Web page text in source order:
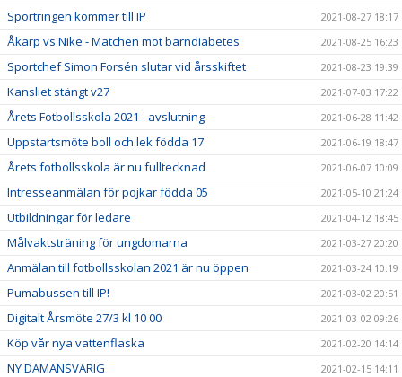
Sportringen kommer till IP 2021-08-27 18:17
Åkarp vs Nike - Matchen mot barndiabetes 2021-08-25 16:23
Sportchef Simon Forsén slutar vid årsskiftet 2021-08-23 19:39
Kansliet stängt v27 2021-07-03 17:22
Årets Fotbollsskola 2021 - avslutning 2021-06-28 11:42
Uppstartsmöte boll och lek födda 17 2021-06-19 18:47
Årets fotbollsskola är nu fulltecknad 2021-06-07 10:09
Intresseanmälan för pojkar födda 05 2021-05-10 21:24
Utbildningar för ledare 2021-04-12 18:45
Målvaktsträning för ungdomarna 2021-03-27 20:20
Anmälan till fotbollsskolan 2021 är nu öppen 2021-03-24 10:19
Pumabussen till IP! 2021-03-02 20:51
Digitalt Årsmöte 27/3 kl 10 00 2021-03-02 09:26
Köp vår nya vattenflaska 2021-02-20 14:14
NY DAMANSVARIG 2021-02-15 14:11